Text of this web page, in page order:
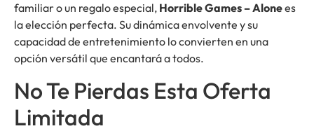
familiar o un regalo especial, Horrible Games – Alonees
la elección perfecta. Su dinámica envolvente y su
capacidad de entretenimiento lo convierten en una
opción versátil que encantará a todos.
No Te Pierdas Esta Oferta
Limitada